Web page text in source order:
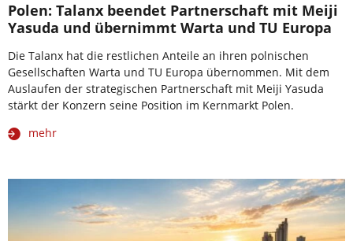
Polen: Talanx beendet Partnerschaft mit Meiji
Yasuda und übernimmt Warta und TU Europa
Die Talanx hat die restlichen Anteile an ihren polnischen
Gesellschaften Warta und TU Europa übernommen. Mit dem
Auslaufen der strategischen Partnerschaft mit Meiji Yasuda
stärkt der Konzern seine Position im Kernmarkt Polen.
mehr